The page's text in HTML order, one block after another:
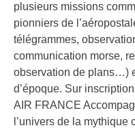
plusieurs missions
pionniers de
télégrammes,
communication morse,
observation de plans…)
d’époque. Sur
AIR FRANCE
l’univers de la